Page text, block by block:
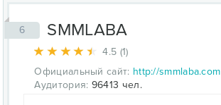
6 SMMLABA
4.5 (1)
Официальный сайт: http://smmlaba.com
Аудитория: 96413 чел.